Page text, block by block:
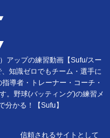
アップの練習動画【Sufu/スー
知識ゼロでもチーム・選手に
導者・トレーナー・コーチ・
。野球(バッティング)の練習メ
分かる！【Sufu】
信頼されるサイトとして